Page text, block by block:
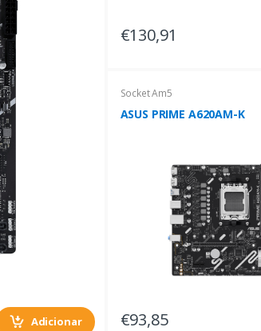
Adicionar
€130,91
Socket Am5
ASUS PRIME A620AM-K
€93,85